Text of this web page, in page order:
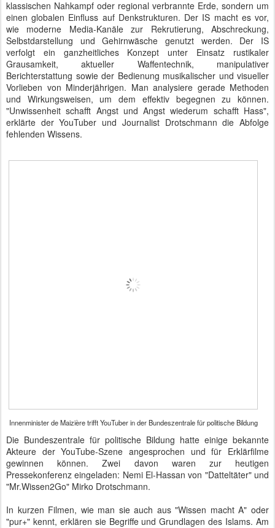
klassischen Nahkampf oder regional verbrannte Erde, sondern um
einen globalen Einfluss auf Denkstrukturen. Der IS macht es vor,
wie moderne Media-Kanäle zur Rekrutierung, Abschreckung,
Selbstdarstellung und Gehirnwäsche genutzt werden. Der IS
verfolgt ein ganzheitliches Konzept unter Einsatz rustikaler
Grausamkeit, aktueller Waffentechnik, manipulativer
Berichterstattung sowie der Bedienung musikalischer und visueller
Vorlieben von Minderjährigen. Man analysiere gerade Methoden
und Wirkungsweisen, um dem effektiv begegnen zu können.
"Unwissenheit schafft Angst und Angst wiederum schafft Hass",
erklärte der YouTuber und Journalist Drotschmann die Abfolge
fehlenden Wissens.
Innenminister de Maizière trifft YouTuber in der Bundeszentrale für politische Bildung
Die Bundeszentrale für politische Bildung hatte einige bekannte
Akteure der YouTube-Szene angesprochen und für Erklärfilme
gewinnen können. Zwei davon waren zur heutigen
Pressekonferenz eingeladen: Nemi El-Hassan von "Datteltäter" und
"Mr.Wissen2Go" Mirko Drotschmann.
In kurzen Filmen, wie man sie auch aus "Wissen macht A" oder
"pur+" kennt, erklären sie Begriffe und Grundlagen des Islams. Am